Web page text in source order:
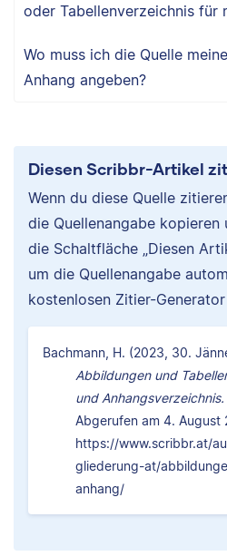
oder Tabellenverzeichnis für
Wo muss ich die Quelle
Anhang angeben?
Diesen Scribbr-Artikel
Wenn du diese Quelle
die Quellenangabe
die Schaltfläche „Diesen
um die Quellenangabe
kostenlosen Zitier-
Bachmann, H. (2023, 30.
Abbildungen und
und Anhangsverzeichnis.
Abgerufen am 4. August
https://www.scribbr.at/
gliederung-at/
anhang/